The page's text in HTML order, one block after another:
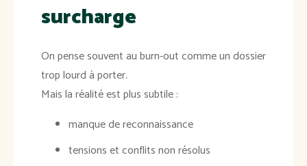
surcharge
On pense souvent au burn-out comme un dossier
trop lourd à porter.
Mais la réalité est plus subtile :
manque de reconnaissance
tensions et conflits non résolus